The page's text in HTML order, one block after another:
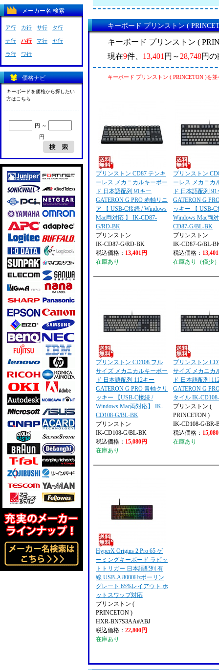
キーボード プリンストン (
キーボード プリンストン (
現在9件、 13,401円～28,748円
キーボード プリンストン ( PRINCETON )を
プリンストン CD87 テンキ
ーレス メカニカルキーボー
ド 日本語配列 91キー
GATERON G PRO 赤軸リニ
ア 【 USB-C接続 / Windows
Mac両対応 】 IK-CD87-
G/RD-BK
プリンストン
IK-CD87-G/RD-BK
税込価格： 13,401円
在庫あり
プリンストン
ーレス メカニカ
ド 日本語配列 91
GATERON G
ッキー 【 USB-C
Windows Mac両
CD87-G/BL-BK
プリンストン
IK-CD87-G/BL-
税込価格：
在庫あり（僅少
プリンストン CD108 フル
サイズ メカニカルキーボー
ド 日本語配列 112キー
GATERON G PRO 青軸クリ
ッキー 【USB-C接続 /
Windows Mac両対応】 IK-
CD108-G/BL-BK
プリンストン
IK-CD108-G/BL-BK
税込価格： 15,080円
在庫あり
プリンストン
サイズ メカニカ
ド 日本語配列
GATERON G
タイル IK-
プリンストン (
PRINCETON )
IK-CD108-G/BR-
税込価格：
在庫あり
HyperX Origins 2 Pro 65 ゲ
ーミングキーボード ラピッ
トトリガー 日本語配列 有
線 USB-A 8000Hzポーリン
グレート 65%レイアウト ホ
ットスワップ対応
プリンストン (
PRINCETON )
HXR-BN7S3AA#ABJ
税込価格： 22,800円
在庫あり
メーカー名 検索
ア行 カ行 サ行 タ行
ナ行 ハ行 マ行 ヤ行
ラ行 ワ行
価格ナビ
キーボードを価格から探したい
方はこちら
円 ～
円